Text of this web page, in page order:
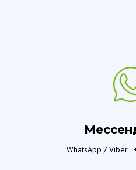
WhatsApp / Viber :